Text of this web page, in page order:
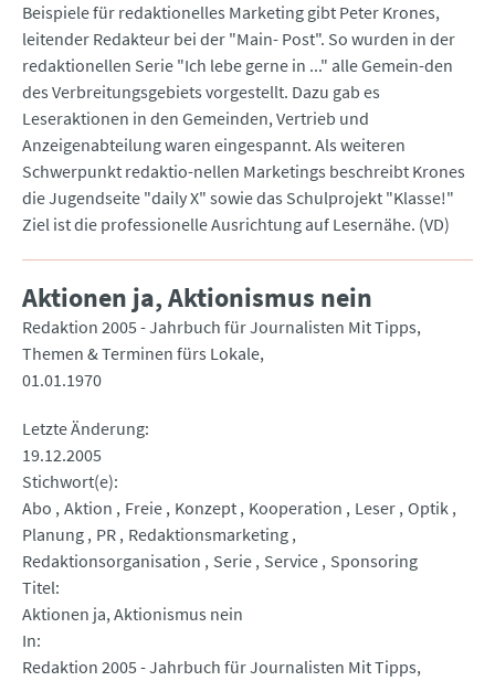
Beispiele für redaktionelles Marketing gibt Peter Krones,
leitender Redakteur bei der "Main- Post". So wurden in der
redaktionellen Serie "Ich lebe gerne in ..." alle Gemein-den
des Verbreitungsgebiets vorgestellt. Dazu gab es
Leseraktionen in den Gemeinden, Vertrieb und
Anzeigenabteilung waren eingespannt. Als weiteren
Schwerpunkt redaktio-nellen Marketings beschreibt Krones
die Jugendseite "daily X" sowie das Schulprojekt "Klasse!"
Ziel ist die professionelle Ausrichtung auf Lesernähe. (VD)
Aktionen ja, Aktionismus nein
Redaktion 2005 - Jahrbuch für Journalisten Mit Tipps,
Themen & Terminen fürs Lokale
01.01.1970
Letzte Änderung
19.12.2005
Stichwort(e)
Abo Aktion Freie Konzept Kooperation Leser Optik
Planung PR Redaktionsmarketing
Redaktionsorganisation
Serie Service Sponsoring
Titel
Aktionen ja, Aktionismus nein
In
Redaktion 2005 - Jahrbuch für Journalisten Mit Tipps,